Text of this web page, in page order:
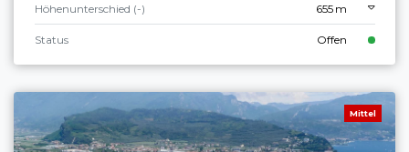
Höhenunterschied (-) 655 m
Status Offen
Mittel